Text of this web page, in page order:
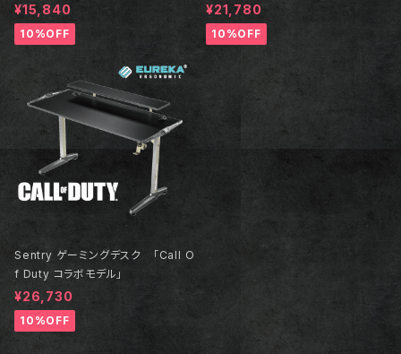
¥15,840
10%OFF
¥21,780
10%OFF
Sentry ゲーミングデスク 「Call O
f Duty コラボモデル」
¥26,730
10%OFF